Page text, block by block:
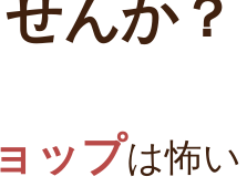
んか？
ップは怖い